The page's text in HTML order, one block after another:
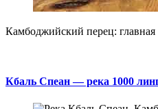
Камбоджийский перец:
Кбаль Спеан — река 1000